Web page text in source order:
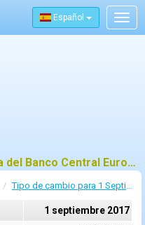
Español
Tipos de cambio de referencia del Banco Central Europeo (BCE) para 1 septiembre 2017
Tipo de cambio para 1 Septiembre 2017
1 septiembre 2017